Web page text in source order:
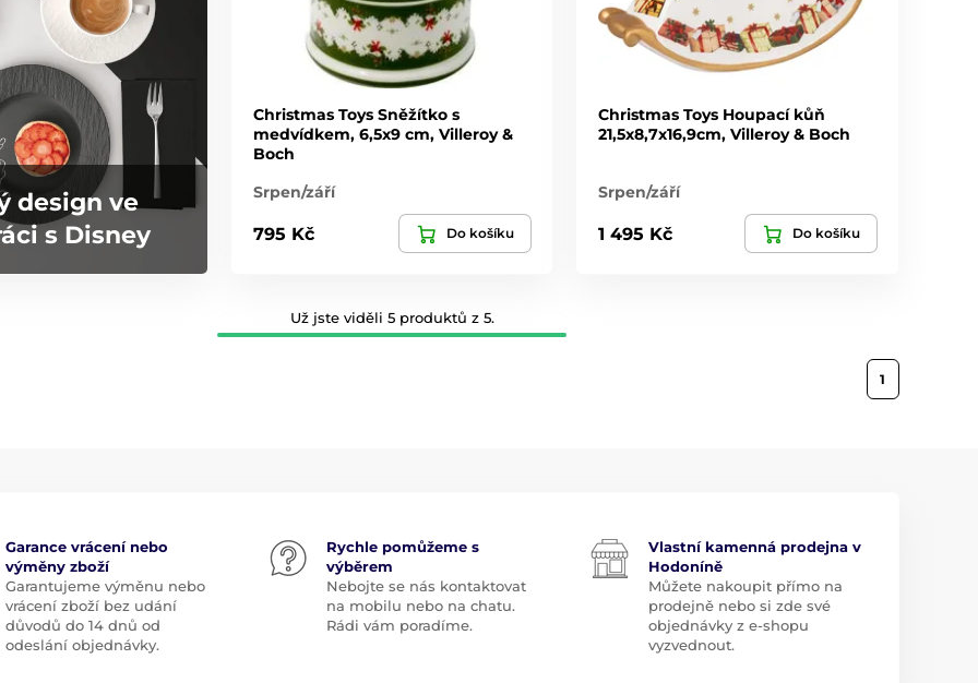
design ve
s Disney
Christmas Toys Sněžítko s
medvídkem, 6,5x9 cm, Villeroy &
Boch
Srpen/září
795 Kč Do košíku
Christmas Toys Houpací kůň
21,5x8,7x16,9cm, Villeroy & Boch
Srpen/září
1 495 Kč Do košíku
Už jste viděli 5 produktů z 5.
1
Garance vrácení nebo
výměny zboží
Garantujeme výměnu nebo
vrácení zboží bez udání
důvodů do 14 dnů od
odeslání objednávky.
Rychle pomůžeme s
výběrem
Nebojte se nás kontaktovat
na mobilu nebo na chatu.
Rádi vám poradíme.
Vlastní kamenná prodejna v
Hodoníně
Můžete nakoupit přímo na
prodejně nebo si zde své
objednávky z e-shopu
vyzvednout.